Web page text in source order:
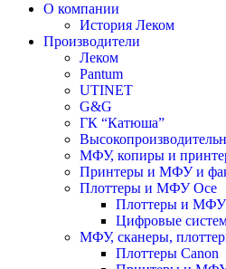
О компании
История Леком
Производители
Леком
Pantum
UTINET
G&G
ГК “Катюша”
МФУ, копиры и
Принтеры и МФУ и
Плоттеры и МФУ Oce
Плоттеры и МФУ
Цифровые
МФУ, сканеры,
Плоттеры Canon